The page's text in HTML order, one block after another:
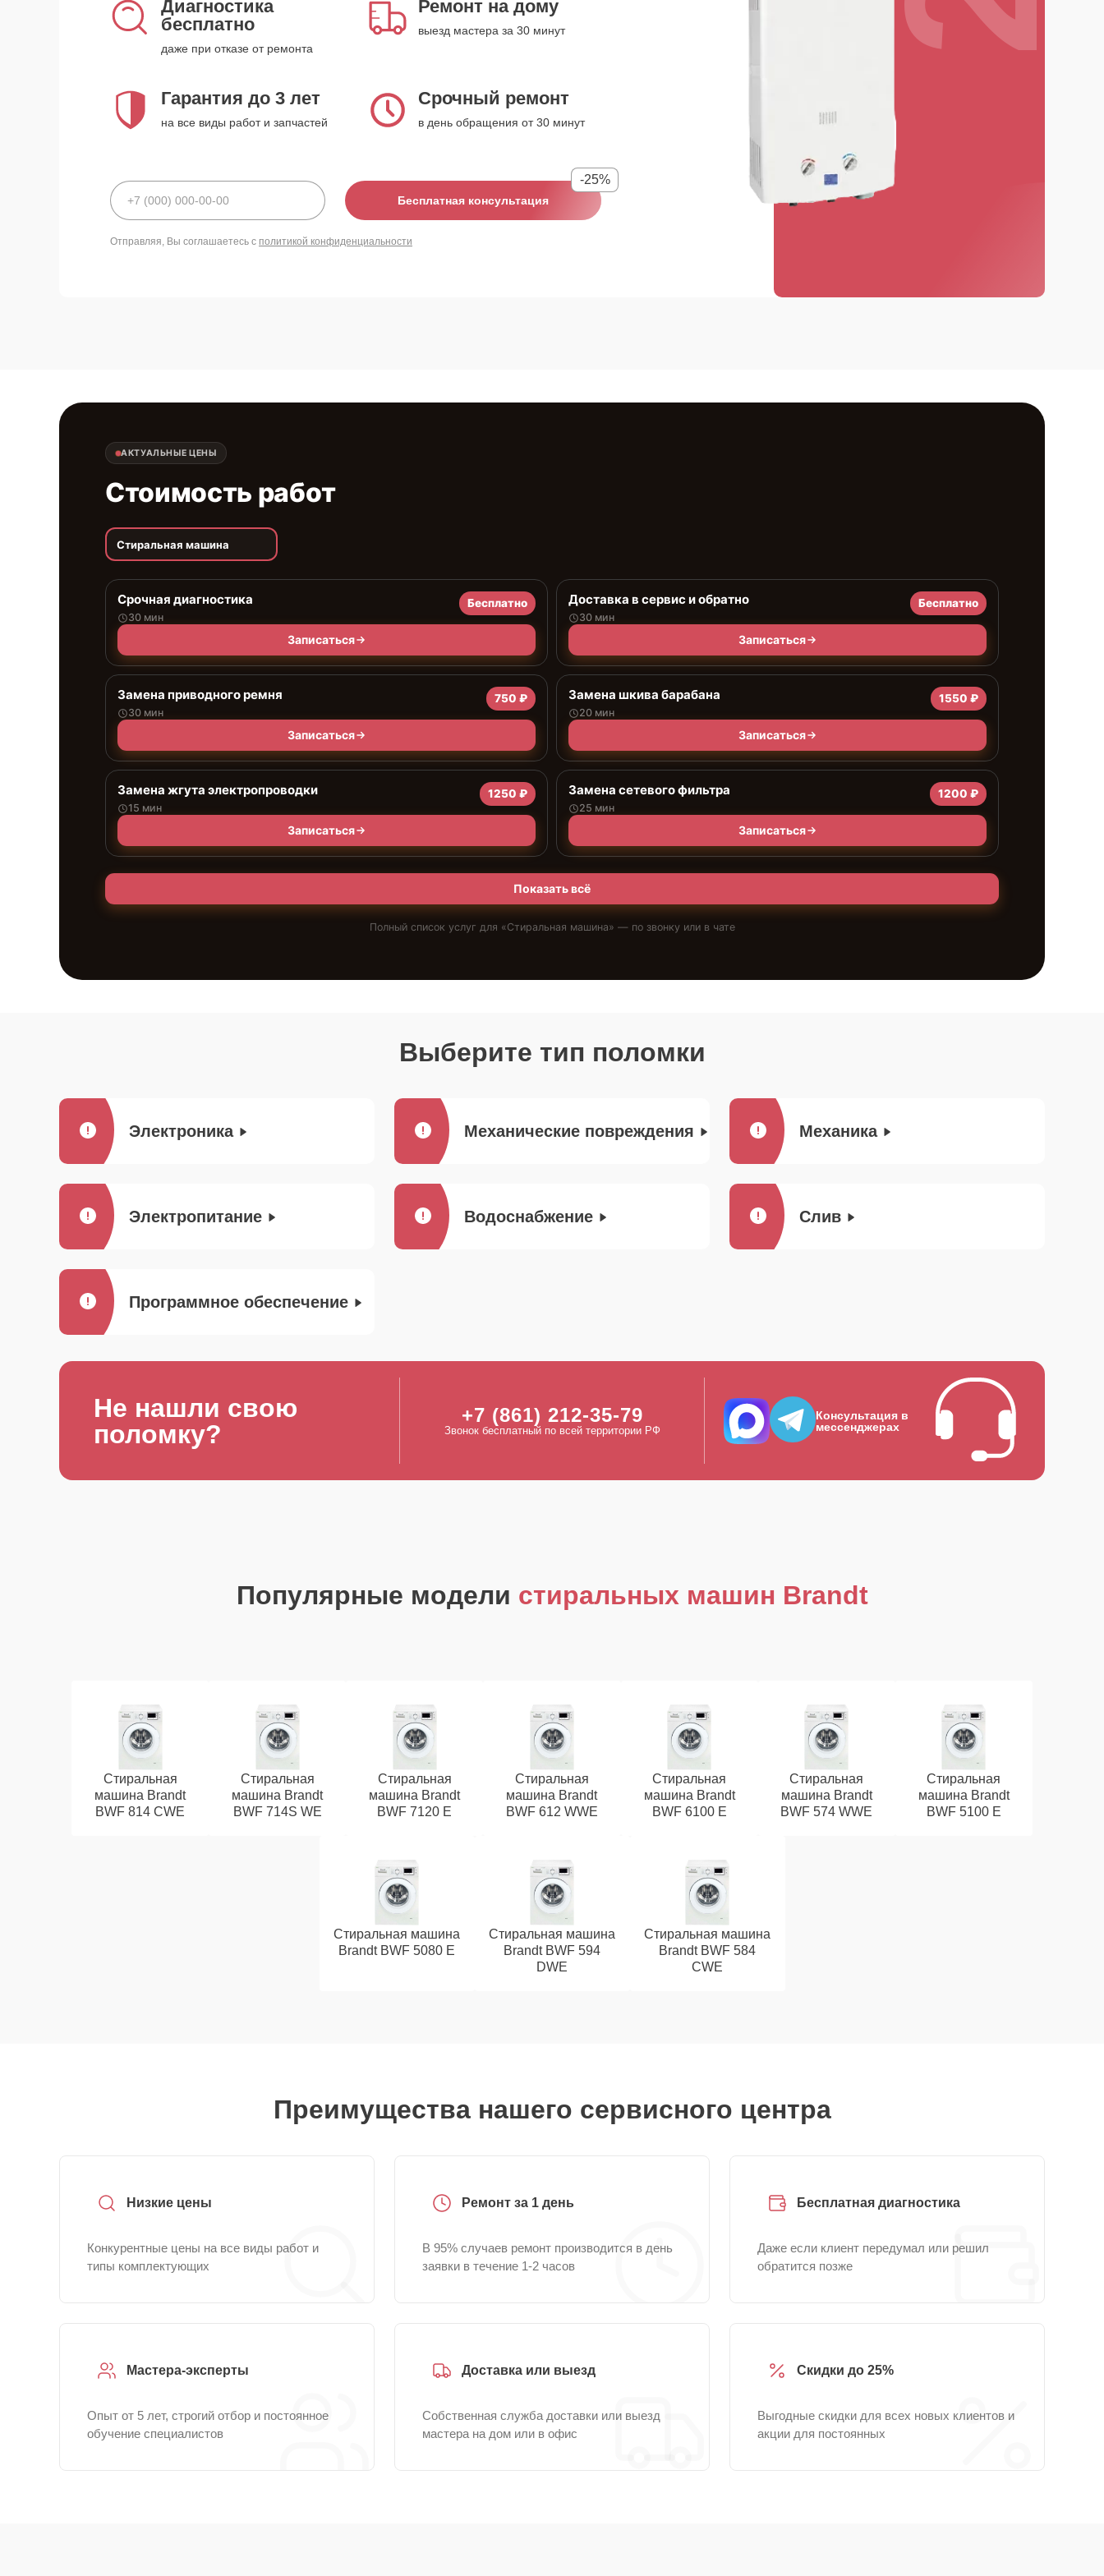
Диагностика
бесплатно
даже при отказе от ремонта
Ремонт на дому
выезд мастера за 30 минут
Гарантия до 3 лет
на все виды работ и запчастей
Срочный ремонт
в день обращения от 30 минут
Бесплатная консультация
-25%
Отправляя, Вы соглашаетесь с политикой конфиденциальности
АКТУАЛЬНЫЕ ЦЕНЫ
Стоимость работ
Стиральная машина
Срочная диагностика
30 мин
Бесплатно
Записаться
Доставка в сервис и обратно
30 мин
Бесплатно
Записаться
Замена приводного ремня
30 мин
750 ₽
Записаться
Замена шкива барабана
20 мин
1550 ₽
Записаться
Замена жгута электропроводки
15 мин
1250 ₽
Записаться
Замена сетевого фильтра
25 мин
1200 ₽
Записаться
Показать всё
Полный список услуг для «Стиральная машина» — по звонку или в чате
Выберите тип поломки
Электроника Механические повреждения Механика
Электропитание Водоснабжение Слив
Программное обеспечение
Не нашли свою
поломку?
+7 (861) 212-35-79
Звонок бесплатный по всей территории РФ
Консультация в
мессенджерах
Популярные модели стиральных машин Brandt
Стиральная
машина Brandt
BWF 814 CWE
Стиральная
машина Brandt
BWF 714S WE
Стиральная
машина Brandt
BWF 7120 E
Стиральная
машина Brandt
BWF 612 WWE
Стиральная
машина Brandt
BWF 6100 E
Стиральная
машина Brandt
BWF 574 WWE
Стиральная
машина Brandt
BWF 5100 E
Стиральная машина
Brandt BWF 5080 E
Стиральная машина
Brandt BWF 594
DWE
Стиральная машина
Brandt BWF 584
CWE
Преимущества нашего сервисного центра
Низкие цены
Конкурентные цены на все виды работ и
типы комплектующих
Ремонт за 1 день
В 95% случаев ремонт производится в день
заявки в течение 1-2 часов
Бесплатная диагностика
Даже если клиент передумал или решил
обратится позже
Мастера-эксперты
Опыт от 5 лет, строгий отбор и постоянное
обучение специалистов
Доставка или выезд
Собственная служба доставки или выезд
мастера на дом или в офис
Скидки до 25%
Выгодные скидки для всех новых клиентов и
акции для постоянных